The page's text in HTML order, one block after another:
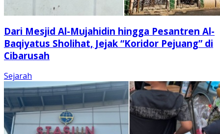
Dari Mesjid Al-Mujahidin hingga Pesantren Al-
Baqiyatus Sholihat, Jejak “Koridor Pejuang” di
Cibarusah
Sejarah